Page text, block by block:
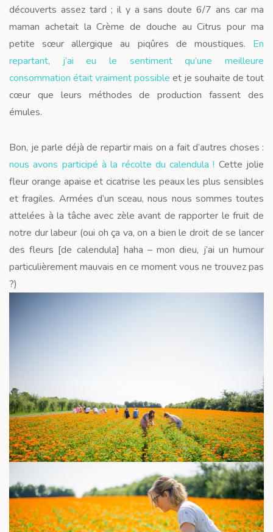
découverts assez tard ; il y a sans doute 6/7 ans car ma
maman achetait la Crème de douche au Citrus pour ma
petite sœur allergique au piqûres de moustiques. En
repartant, j’ai eu le sentiment qu’une meilleure
consommation était vraiment possible et je souhaite de tout
cœur que leurs méthodes de production fassent des
émules.
Bon, je parle déjà de repartir mais on a fait d’autres choses :
nous avons participé à la récolte du calendula ! Cette jolie
fleur orange apaise et cicatrise les peaux les plus sensibles
et fragiles. Armées d’un sceau, nous nous sommes toutes
attelées à la tâche avec zèle avant de rapporter le fruit de
notre dur labeur (oui oh ça va, on a bien le droit de se lancer
des fleurs [de calendula] haha – mon dieu, j’ai un humour
particulièrement mauvais en ce moment vous ne trouvez pas
?)